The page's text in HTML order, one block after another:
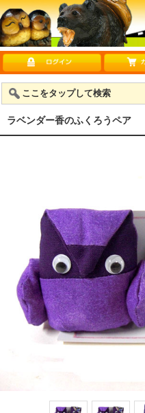
ここをタップして検索
ラベンダー香のふくろうペア